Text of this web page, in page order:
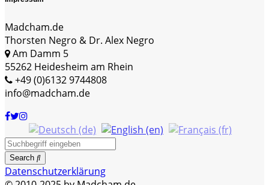
Madcham.de
Thorsten Negro & Dr. Alex Negro
Am Damm 5
55262 Heidesheim am Rhein
+49 (0)6132 9744808
info@madcham.de
Search
Datenschutzerklärung